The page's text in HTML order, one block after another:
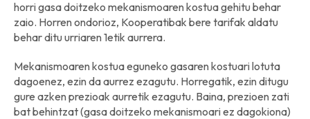
horri gasa doitzeko mekanismoaren kostua gehitu behar
zaio. Horren ondorioz, Kooperatibak bere tarifak aldatu
behar ditu urriaren 1etik aurrera.
Mekanismoaren kostua eguneko gasaren kostuari lotuta
dagoenez, ezin da aurrez ezagutu. Horregatik, ezin ditugu
gure azken prezioak aurretik ezagutu. Baina, prezioen zati
bat behintzat (gasa doitzeko mekanismoari ez dagokiona)